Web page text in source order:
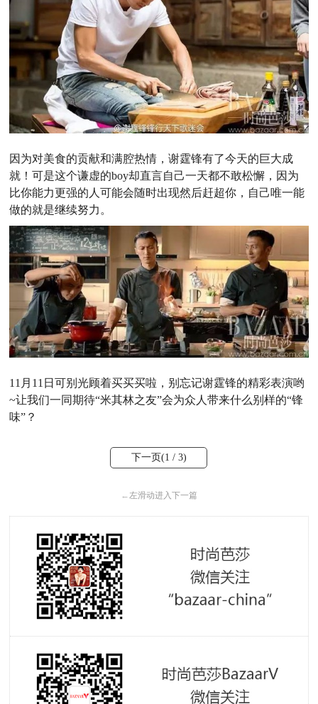
因为对美食的贡献和满腔热情，谢霆锋有了今天的巨大成
就！可是这个谦虚的boy却直言自己一天都不敢松懈，因为
比你能力更强的人可能会随时出现然后赶超你，自己唯一能
做的就是继续努力。
11月11日可别光顾着买买买啦，别忘记谢霆锋的精彩表演哟
~让我们一同期待“米其林之友”会为众人带来什么别样的“锋
味”？
下一页(1 / 3)
←左滑动进入下一篇